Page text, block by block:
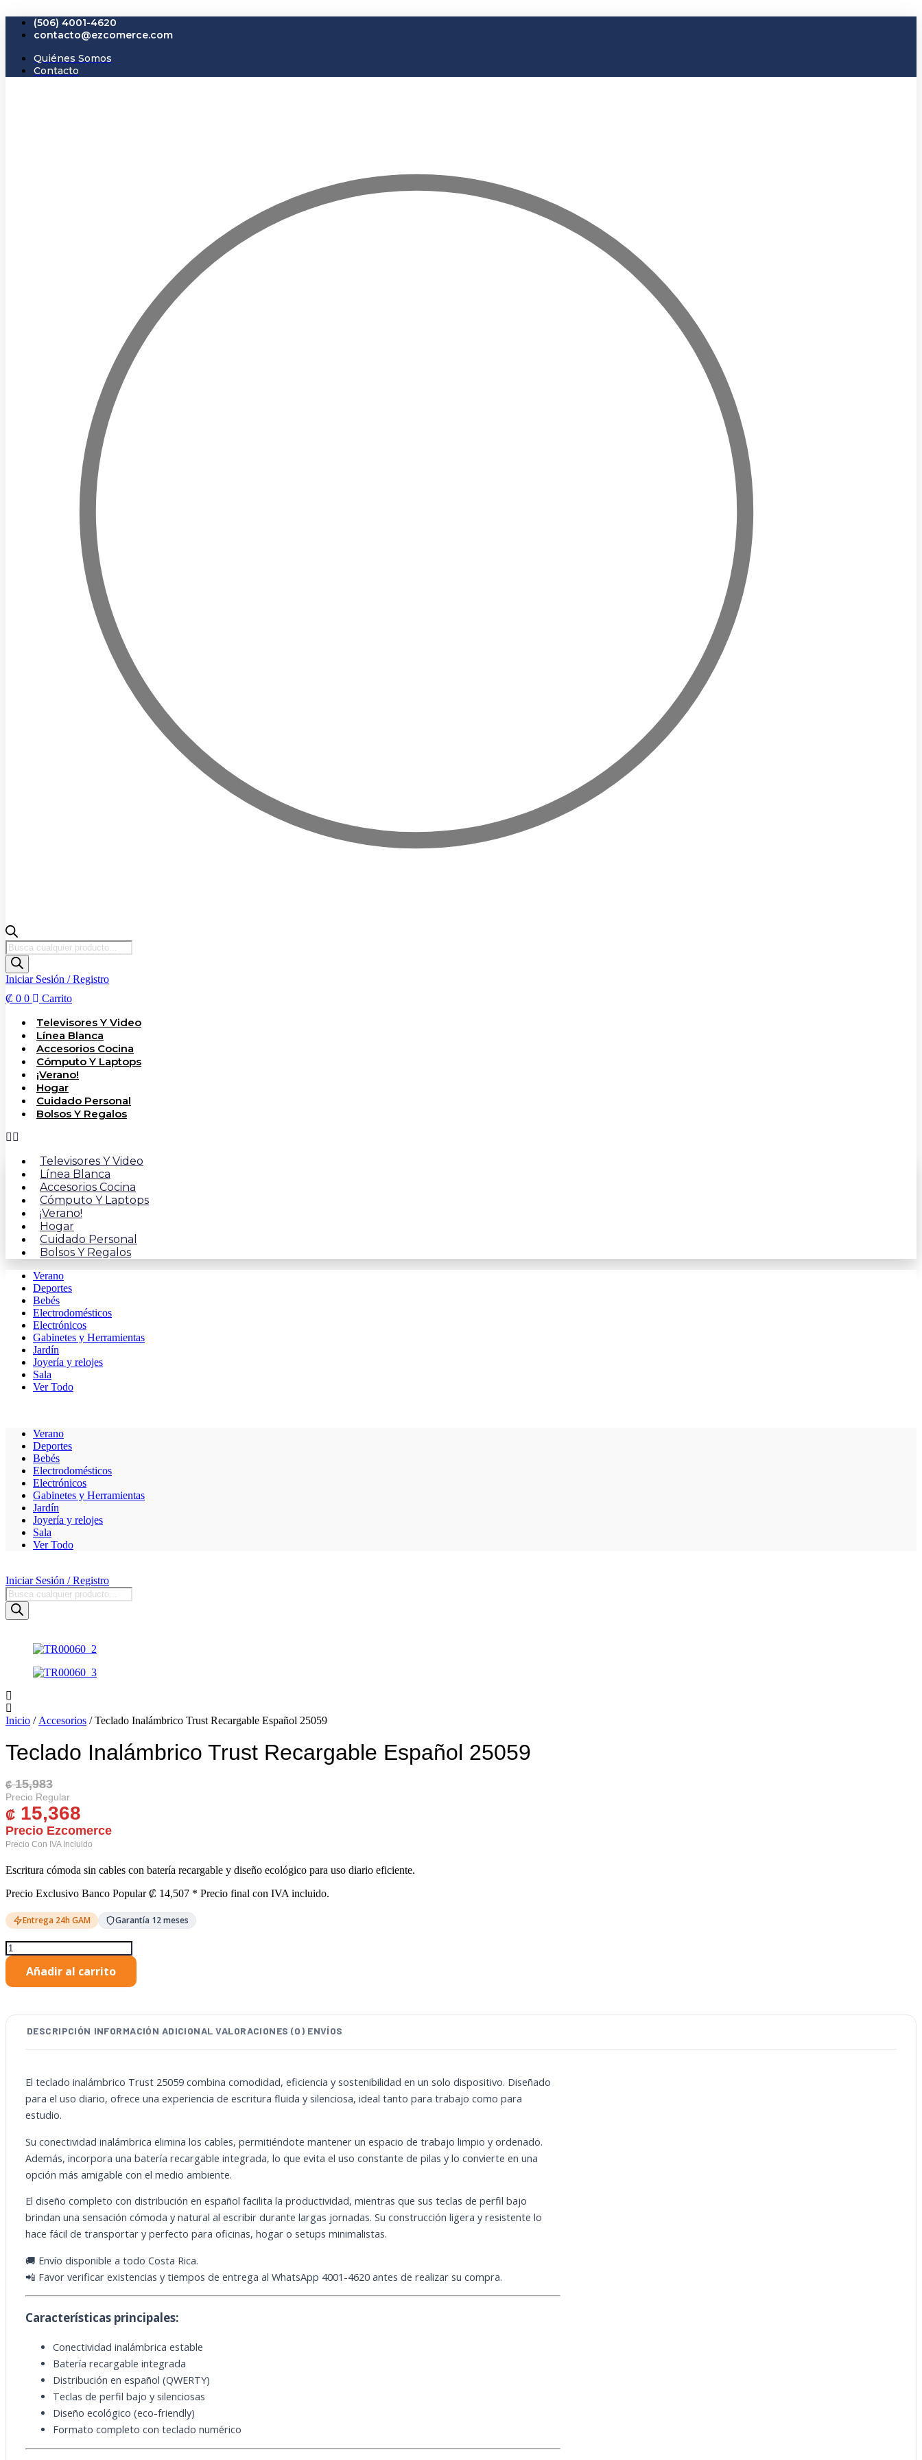
contenido
(506) 4001-4620
contacto@ezcomerce.com
Quiénes Somos
Contacto
Búsqueda
de
productos
Iniciar Sesión / Registro
₡ 0 0 Carrito
Televisores Y Video
Línea Blanca
Accesorios Cocina
Cómputo Y Laptops
¡Verano!
Hogar
Cuidado Personal
Bolsos Y Regalos
Televisores Y Video
Línea Blanca
Accesorios Cocina
Cómputo Y Laptops
¡Verano!
Hogar
Cuidado Personal
Bolsos Y Regalos
Verano
Deportes
Bebés
Electrodomésticos
Electrónicos
Gabinetes y Herramientas
Jardín
Joyería y relojes
Sala
Ver Todo
Verano
Deportes
Bebés
Electrodomésticos
Electrónicos
Gabinetes y Herramientas
Jardín
Joyería y relojes
Sala
Ver Todo
Iniciar Sesión / Registro
Búsqueda
de
productos
Inicio / Accesorios / Teclado Inalámbrico Trust Recargable Español 25059
Teclado Inalámbrico Trust Recargable Español 25059
₡15,983
El Precio Original Era: ₡ 15,983.
₡ 15,368
El Precio Actual Es: ₡ 15,368.
Escritura cómoda sin cables con batería recargable y diseño ecológico para uso diario eficiente.
Precio Exclusivo Banco Popular ₡ 14,507 * Precio final con IVA incluido.
Entrega 24h GAM Garantía 12 meses
Teclado
Inalámbrico
Trust
Recargable
cantidad
Añadir al carrito
DESCRIPCIÓN INFORMACIÓN ADICIONAL VALORACIONES (0) ENVÍOS
El teclado inalámbrico Trust 25059 combina comodidad, eficiencia y sostenibilidad en un solo dispositivo. Diseñado
para el uso diario, ofrece una experiencia de escritura fluida y silenciosa, ideal tanto para trabajo como para
estudio.
Su conectividad inalámbrica elimina los cables, permitiéndote mantener un espacio de trabajo limpio y ordenado.
Además, incorpora una batería recargable integrada, lo que evita el uso constante de pilas y lo convierte en una
opción más amigable con el medio ambiente.
El diseño completo con distribución en español facilita la productividad, mientras que sus teclas de perfil bajo
brindan una sensación cómoda y natural al escribir durante largas jornadas. Su construcción ligera y resistente lo
hace fácil de transportar y perfecto para oficinas, hogar o setups minimalistas.
🚚 Envío disponible a todo Costa Rica.
📲 Favor verificar existencias y tiempos de entrega al WhatsApp 4001-4620 antes de realizar su compra.
Características principales:
Conectividad inalámbrica estable
Batería recargable integrada
Distribución en español (QWERTY)
Teclas de perfil bajo y silenciosas
Diseño ecológico (eco-friendly)
Formato completo con teclado numérico